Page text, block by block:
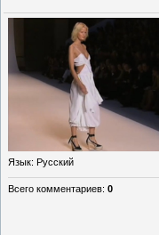
Язык: Русский
Всего комментариев: 0